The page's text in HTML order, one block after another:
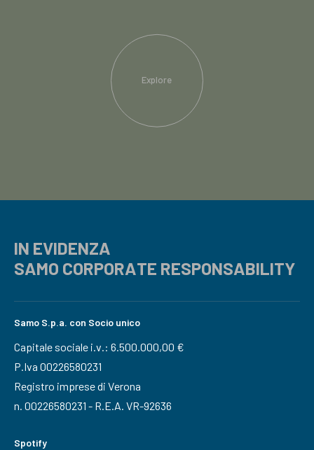
Explore
IN EVIDENZA
SAMO CORPORATE RESPONSABILITY
Samo S.p.a. con Socio unico
Capitale sociale i.v.: 6.500.000,00 €
P.Iva 00226580231
Registro imprese di Verona
n. 00226580231 - R.E.A. VR-92636
Spotify